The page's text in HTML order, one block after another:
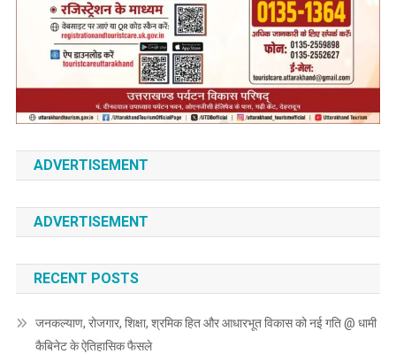
ADVERTISEMENT
ADVERTISEMENT
RECENT POSTS
जनकल्याण, रोजगार, शिक्षा, श्रमिक हित और आधारभूत विकास को नई गति @ धामी
कैबिनेट के ऐतिहासिक फैसले